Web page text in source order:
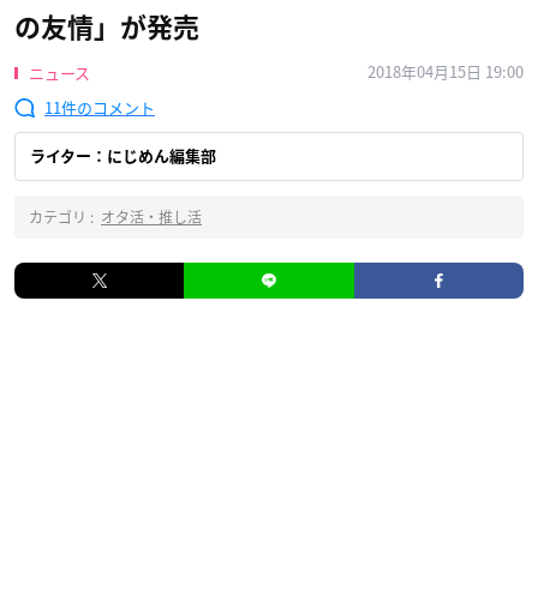
の友情」が発売
ニュース
2018年04月15日 19:00
11
ライター：にじめん編集部
カテゴリ : オタ活・推し活